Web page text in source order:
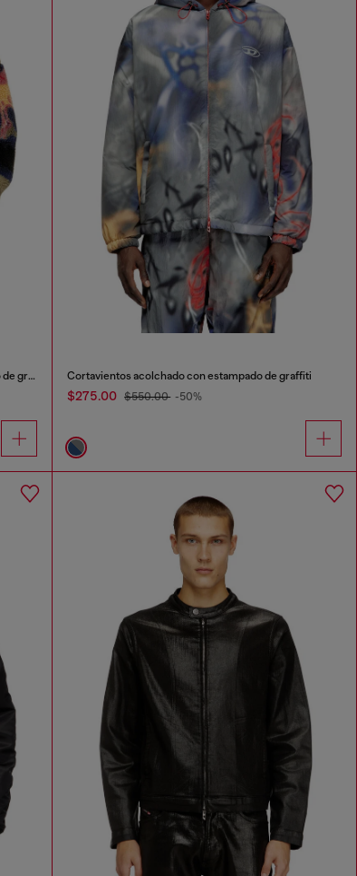
Chaqueta de forro polar tipo peluche con motivo de graffiti. Cortavientos acolchado con estampado de graffiti
$275.00 $550.00 -50%